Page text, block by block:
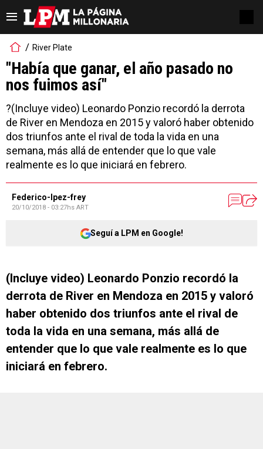
River Plate
"Había que ganar, el año pasado no
nos fuimos así"
?(Incluye video) Leonardo Ponzio recordó la derrota
de River en Mendoza en 2015 y valoró haber obtenido
dos triunfos ante el rival de toda la vida en una
semana, más allá de entender que lo que vale
realmente es lo que iniciará en febrero.
Federico-lpez-frey
20/10/2018 - 03:27hs ART
Seguí a LPM en Google!
(Incluye video) Leonardo Ponzio recordó la
derrota de River en Mendoza en 2015 y valoró
haber obtenido dos triunfos ante el rival de
toda la vida en una semana, más allá de
entender que lo que vale realmente es lo que
iniciará en febrero.